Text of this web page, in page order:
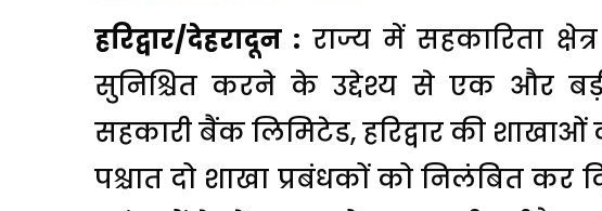
हरिद्वार/देहरादून : राज्य में सहकारिता
सुनिश्चित करने के उद्देश्य से एक और
सहकारी बैंक लिमिटेड, हरिद्वार की शाखाओं
पश्चात दो शाखा प्रबंधकों को निलंबित